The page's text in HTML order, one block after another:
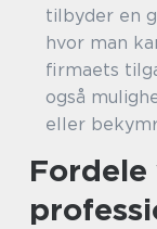
tilbyder en
hvor man
firmaets
også
eller